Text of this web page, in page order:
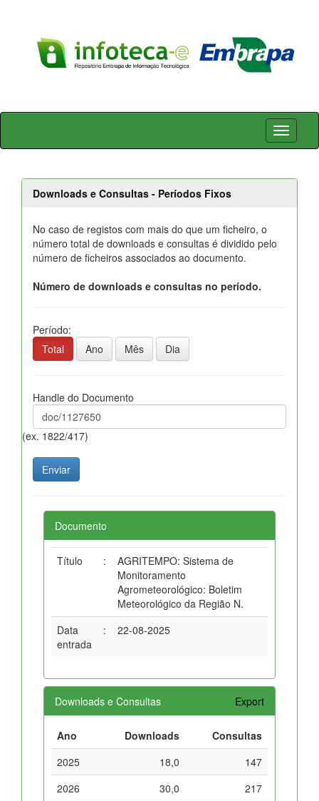
Skip
Downloads e Consultas - Períodos Fixos
No caso de registos com mais do que um ficheiro, o
número total de downloads e consultas é dividido pelo
número de ficheiros associados ao documento.
Número de downloads e consultas no período.
Período:
Total
Ano Mês Dia
Handle do Documento
(ex. 1822/417)
Documento
Título :
AGRITEMPO: Sistema de
Monitoramento
Agrometeorológico: Boletim
Meteorológico da Região N.
Data
entrada
: 22-08-2025
Downloads e Consultas Export
Ano Downloads
Consultas
2025
18,0
147
2026
30,0
217